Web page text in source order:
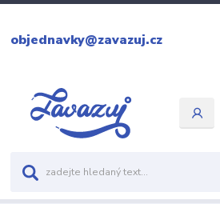
objednavky@zavazuj.cz